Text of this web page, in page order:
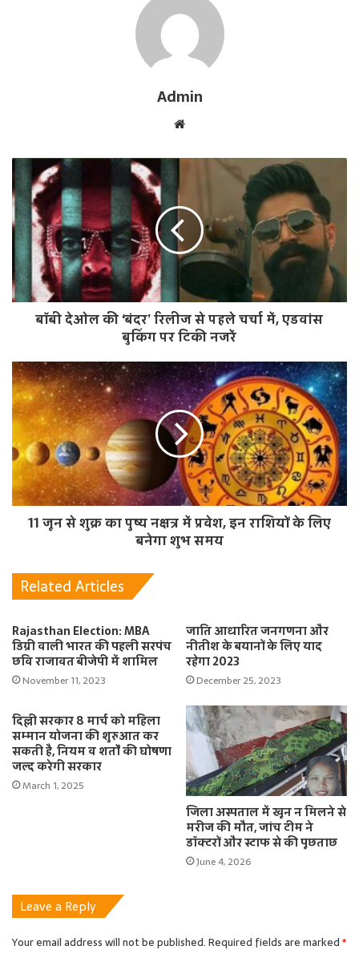
Admin
b
बॉबी देओल की ‘बंदर’ रिलीज से पहले चर्चा में, एडवांस
बुकिंग पर टिकी नजरें
11 जून से शुक्र का पुष्य नक्षत्र में प्रवेश, इन राशियों के लिए
बनेगा शुभ समय
Related Articles
Rajasthan Election: MBA
डिग्री वाली भारत की पहली सरपंच
छवि राजावत बीजेपी में शामिल
November 11, 2023
जाति आधारित जनगणना और
नीतीश के बयानों के लिए याद
रहेगा 2023
December 25, 2023
दिल्ली सरकार 8 मार्च को महिला
सम्मान योजना की शुरुआत कर
सकती है, नियम व शर्तों की घोषणा
जल्द करेगी सरकार
March 1, 2025
जिला अस्पताल में खून न मिलने से
मरीज की मौत, जांच टीम ने
डॉक्टरों और स्टाफ से की पूछताछ
June 4, 2026
Leave a Reply
Your email address will not be published.Required fields are marked*